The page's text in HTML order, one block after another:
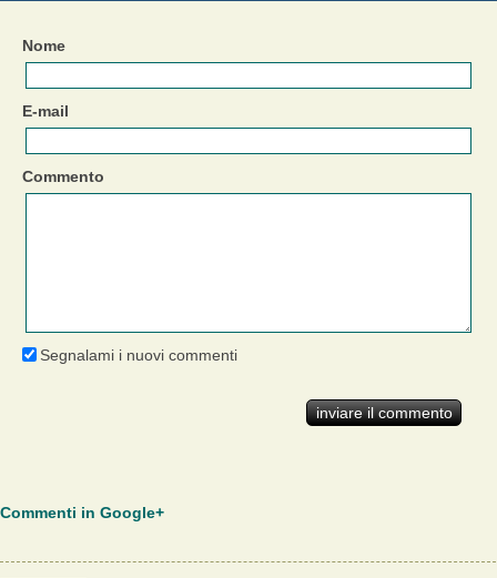
Nome
E-mail
Commento
Segnalami i nuovi commenti
Commenti in Google+